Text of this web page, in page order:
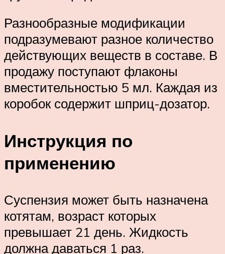
Разнообразные модификации
подразумевают разное количество
действующих веществ в составе. В
продажу поступают флаконы
вместительностью 5 мл. Каждая из
коробок содержит шприц-дозатор.
Инструкция по
применению
Суспензия может быть назначена
котятам, возраст которых
превышает 21 день. Жидкость
должна даваться 1 раз.